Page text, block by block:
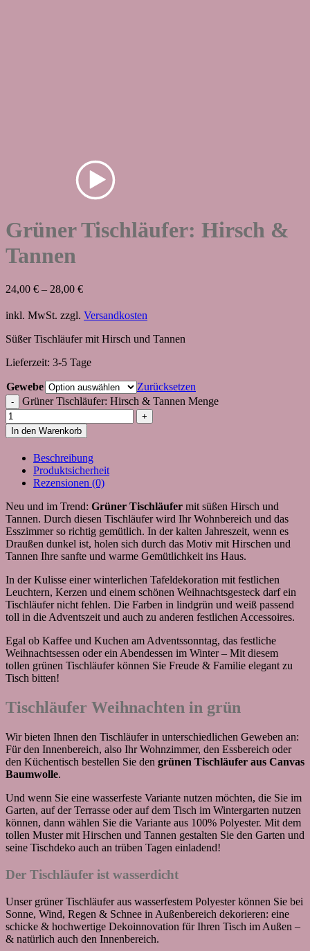
Grüner Tischläufer: Hirsch &
Tannen
24,00 € – 28,00 €
inkl. MwSt. zzgl. Versandkosten
Süßer Tischläufer mit Hirsch und Tannen
Lieferzeit: 3-5 Tage
Gewebe
Zurücksetzen
Grüner Tischläufer: Hirsch & Tannen Menge
In den Warenkorb
Beschreibung
Produktsicherheit
Rezensionen (0)
Neu und im Trend: Grüner Tischläufer mit süßen Hirsch und
Tannen. Durch diesen Tischläufer wird Ihr Wohnbereich und das
Esszimmer so richtig gemütlich. In der kalten Jahreszeit, wenn es
Draußen dunkel ist, holen sich durch das Motiv mit Hirschen und
Tannen Ihre sanfte und warme Gemütlichkeit ins Haus.
In der Kulisse einer winterlichen Tafeldekoration mit festlichen
Leuchtern, Kerzen und einem schönen Weihnachtsgesteck darf ein
Tischläufer nicht fehlen. Die Farben in lindgrün und weiß passend
toll in die Adventszeit und auch zu anderen festlichen Accessoires.
Egal ob Kaffee und Kuchen am Adventssonntag, das festliche
Weihnachtsessen oder ein Abendessen im Winter – Mit diesem
tollen grünen Tischläufer können Sie Freude & Familie elegant zu
Tisch bitten!
Tischläufer Weihnachten in grün
Wir bieten Ihnen den Tischläufer in unterschiedlichen Geweben an:
Für den Innenbereich, also Ihr Wohnzimmer, den Essbereich oder
den Küchentisch bestellen Sie den grünen Tischläufer aus Canvas
Baumwolle.
Und wenn Sie eine wasserfeste Variante nutzen möchten, die Sie im
Garten, auf der Terrasse oder auf dem Tisch im Wintergarten nutzen
können, dann wählen Sie die Variante aus 100% Polyester. Mit dem
tollen Muster mit Hirschen und Tannen gestalten Sie den Garten und
seine Tischdeko auch an trüben Tagen einladend!
Der Tischläufer ist wasserdicht
Unser grüner Tischläufer aus wasserfestem Polyester können Sie bei
Sonne, Wind, Regen & Schnee in Außenbereich dekorieren: eine
schicke & hochwertige Dekoinnovation für Ihren Tisch im Außen –
& natürlich auch den Innenbereich.